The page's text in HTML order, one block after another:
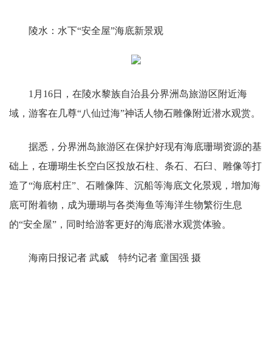
陵水：水下“安全屋”海底新景观
1月16日，在陵水黎族自治县分界洲岛旅游区附近海
域，游客在几尊“八仙过海”神话人物石雕像附近潜水观赏。
据悉，分界洲岛旅游区在保护好现有海底珊瑚资源的基
础上，在珊瑚生长空白区投放石柱、条石、石臼、雕像等打
造了“海底村庄”、石雕像阵、沉船等海底文化景观，增加海
底可附着物，成为珊瑚与各类海鱼等海洋生物繁衍生息
的“安全屋”，同时给游客更好的海底潜水观赏体验。
海南日报记者 武威 特约记者 童国强 摄